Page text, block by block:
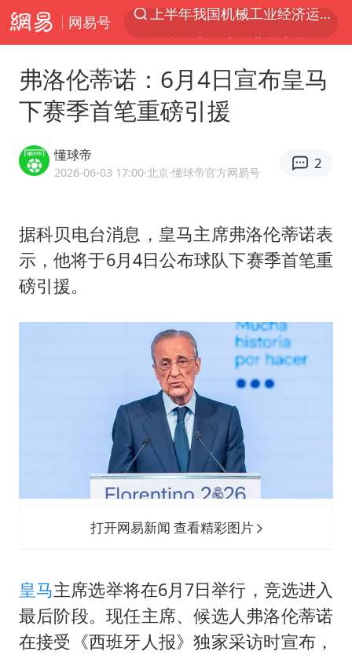
网易号
汪峰阻止14岁女儿买大牌
四川宜宾市高县发生4.9级地震
佛山通报笔试前13被淘汰后5名进体检
女孩摆摊卖菌子时收到北大通知书
公司“上四休三”但要降薪1000元
广岛核爆81周年央视播《奥本海默》
台风灿鸿未来对中国无影响
立秋的仪式感
东方之约 相约未来
弗洛伦蒂诺：6月4日宣布皇马
下赛季首笔重磅引援
懂球帝
2026-06-03 17:00·北京·懂球帝官方网易号
2
据科贝电台消息，皇马主席弗洛伦蒂诺表
示，他将于6月4日公布球队下赛季首笔重
磅引援。
打开网易新闻 查看精彩图片
皇马主席选举将在6月7日举行，竞选进入
最后阶段。现任主席、候选人弗洛伦蒂诺
在接受《西班牙人报》独家采访时宣布，